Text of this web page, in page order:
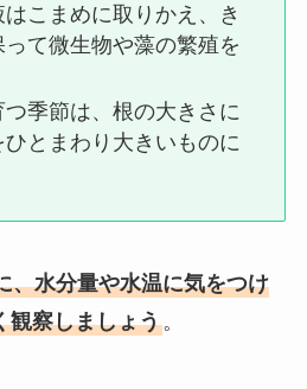
こまめに取りかえ、き
て微生物や藻の繁殖を
季節は、根の大きさに
とまわり大きいものに
、水分量や水温に気をつけ
観察しましょう。